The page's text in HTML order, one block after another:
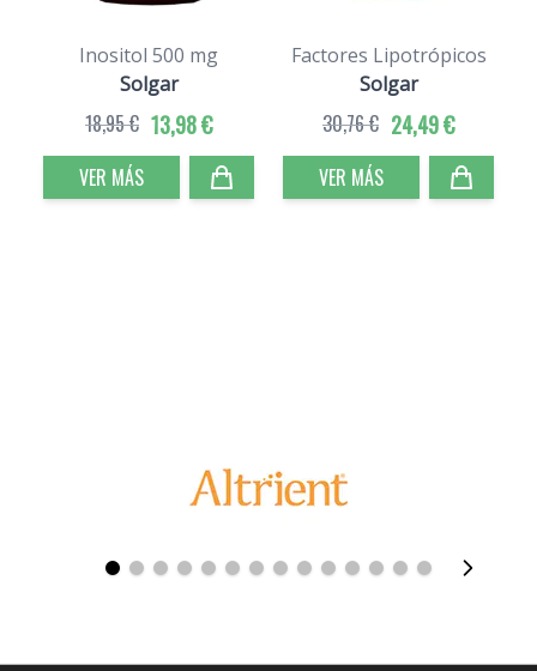
Inositol 500 mg
Solgar
13,98 €
18,95 €
VER MÁS
Factores Lipotrópicos
Solgar
24,49 €
30,76 €
VER MÁS